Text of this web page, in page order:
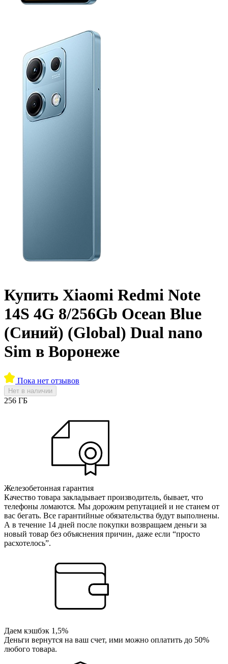
Купить Xiaomi Redmi Note
14S 4G 8/256Gb Ocean Blue
(Синий) (Global) Dual nano
Sim в Воронеже
Пока нет отзывов
Нет в наличии
256 ГБ
Железобетонная гарантия
Качество товара закладывает производитель, бывает, что
телефоны ломаются. Мы дорожим репутацией и не станем от
вас бегать. Все гарантийные обязательства будут выполнены.
А в течение 14 дней после покупки возвращаем деньги за
новый товар без объяснения причин, даже если “просто
расхотелось”.
Даем кэшбэк 1,5%
Деньги вернутся на ваш счет, ими можно оплатить до 50%
любого товара.